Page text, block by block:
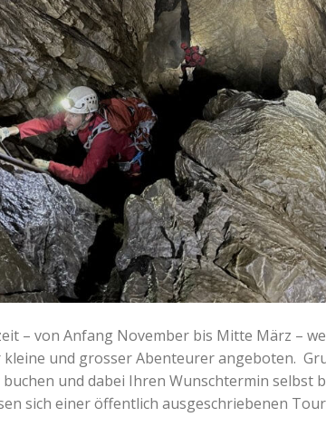
– von Anfang November bis Mitte März –
und grosser Abenteurer angeboten.
und dabei Ihren Wunschtermin selbst
sich einer öffentlich ausgeschriebenen